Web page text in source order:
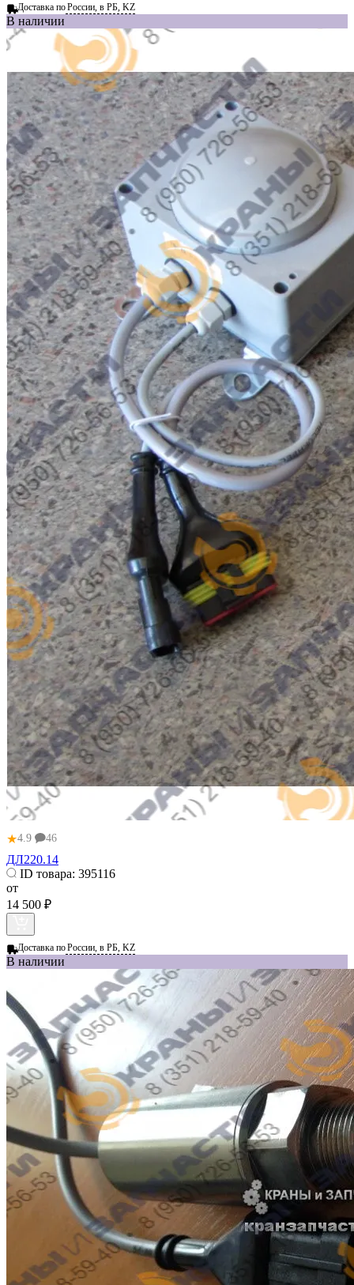
Доставка поРоссии, в РБ, KZ
В наличии
★4.9 46
ДЛ220.14
ID товара: 395116
от
14 500 ₽
Доставка поРоссии, в РБ, KZ
В наличии